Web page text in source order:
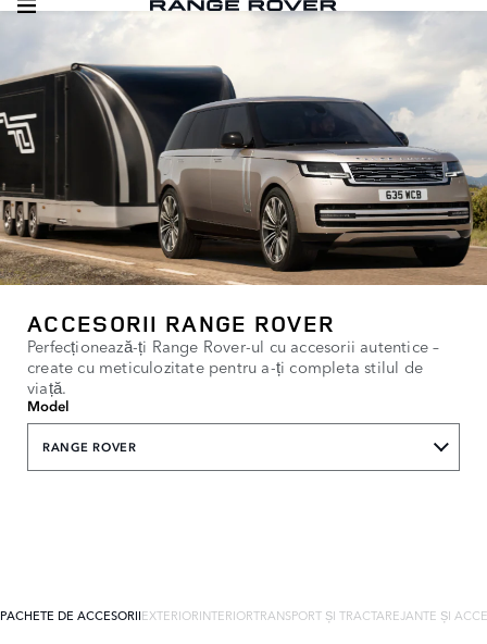
ACCESORII RANGE ROVER
Perfecționează-ți Range Rover-ul cu accesorii autentice –
create cu meticulozitate pentru a-ți completa stilul de
viață.
Model
RANGE ROVER
PACHETE DE ACCESORIIEXTERIORINTERIORTRANSPORT ȘI TRACTAREJANTE ȘI